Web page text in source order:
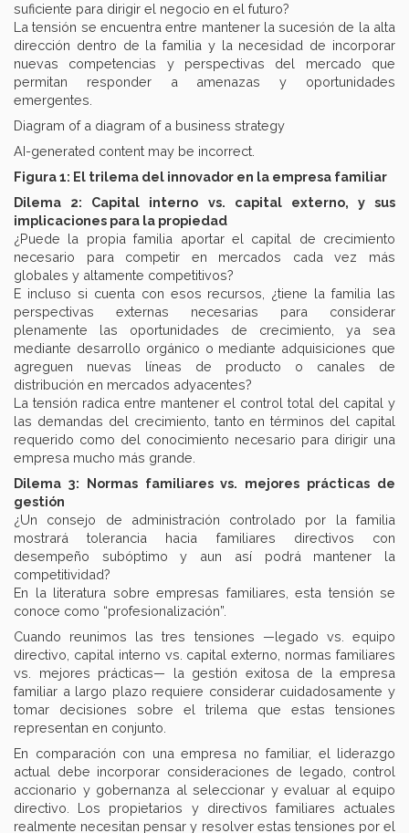
suficiente para dirigir el negocio en el futuro?
La tensión se encuentra entre mantener la sucesión de la alta
dirección dentro de la familia y la necesidad de incorporar
nuevas competencias y perspectivas del mercado que
permitan responder a amenazas y oportunidades
emergentes.
Diagram of a diagram of a business strategy
AI-generated content may be incorrect.
Figura 1: El trilema del innovador en la empresa familiar
Dilema 2: Capital interno vs. capital externo, y sus
implicaciones para la propiedad
¿Puede la propia familia aportar el capital de crecimiento
necesario para competir en mercados cada vez más
globales y altamente competitivos?
E incluso si cuenta con esos recursos, ¿tiene la familia las
perspectivas externas necesarias para considerar
plenamente las oportunidades de crecimiento, ya sea
mediante desarrollo orgánico o mediante adquisiciones que
agreguen nuevas líneas de producto o canales de
distribución en mercados adyacentes?
La tensión radica entre mantener el control total del capital y
las demandas del crecimiento, tanto en términos del capital
requerido como del conocimiento necesario para dirigir una
empresa mucho más grande.
Dilema 3: Normas familiares vs. mejores prácticas de
gestión
¿Un consejo de administración controlado por la familia
mostrará tolerancia hacia familiares directivos con
desempeño subóptimo y aun así podrá mantener la
competitividad?
En la literatura sobre empresas familiares, esta tensión se
conoce como “profesionalización”.
Cuando reunimos las tres tensiones —legado vs. equipo
directivo, capital interno vs. capital externo, normas familiares
vs. mejores prácticas— la gestión exitosa de la empresa
familiar a largo plazo requiere considerar cuidadosamente y
tomar decisiones sobre el trilema que estas tensiones
representan en conjunto.
En comparación con una empresa no familiar, el liderazgo
actual debe incorporar consideraciones de legado, control
accionario y gobernanza al seleccionar y evaluar al equipo
directivo. Los propietarios y directivos familiares actuales
realmente necesitan pensar y resolver estas tensiones por el